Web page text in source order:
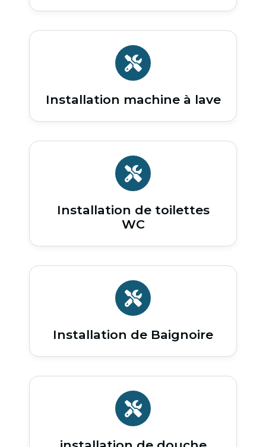
Installation machine à lave
Installation de toilettes
WC
Installation de Baignoire